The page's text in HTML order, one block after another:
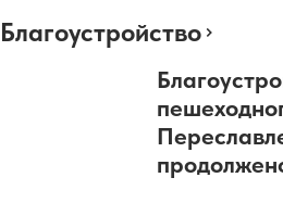
Благоустройство